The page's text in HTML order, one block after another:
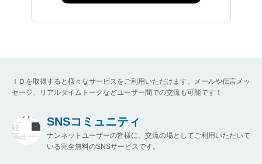
ＩＤを取得すると様々なサービスをご利用いただけます。メールや伝言メッ
セージ、リアルタイムトークなどユーザー間での交流も可能です！
SNSコミュニティ
ナンネットユーザーの皆様に、交流の場としてご利用いただいて
いる完全無料のSNSサービスです。